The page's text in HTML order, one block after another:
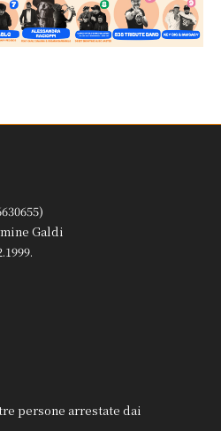
Galdi
persone arrestate dai